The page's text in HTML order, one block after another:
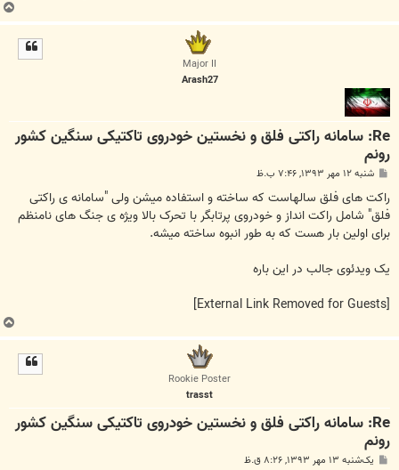
Major II
Arash27
Re: سامانه راکتی فلق و نخستین خودروی تاکتیکی سنگین کشور
رونم
ت
شنبه ۱۲ مهر ۱۳۹۳, ۷:۴۶ ب.ظ
راکت های فلق سالهاست که ساخته و استفاده میشن ولی "سامانه ی راکتی
فلق" شامل راکت انداز و خودروی پرتابگر با تحرک بالا ویژه ی جنگ های نامنظم
برای اولین بار هست که به طور انبوه ساخته میشه.
یک ویدئوی جالب در این باره
[External Link Removed for Guests]
Rookie Poster
trasst
Re: سامانه راکتی فلق و نخستین خودروی تاکتیکی سنگین کشور
رونم
یک‌شنبه ۱۳ مهر ۱۳۹۳, ۸:۲۶ ق.ظ